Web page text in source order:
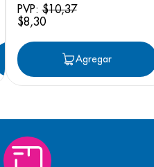
Agregar
PVP:$10,37
$8,30
Agregar